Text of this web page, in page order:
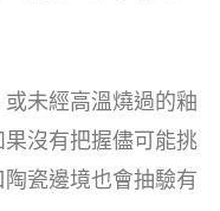
未經高溫燒過的釉
沒有把握儘可能挑
瓷邊境也會抽驗有